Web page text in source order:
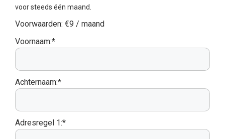
voor steeds één maand.
Voorwaarden: €9 / maand
Voornaam:*
Achternaam:*
Adresregel 1:*